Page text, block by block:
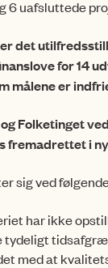
6 uafslut­­tede
det
for 14
målene er
Folketinget
fremadrettet i
sig ved
har ikke
med at